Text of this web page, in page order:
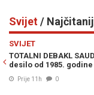
Svijet/
im se nije
NA
mete